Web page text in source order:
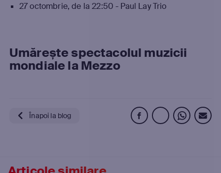
27 octombrie, de la 22:50 - Paul Lay Trio
Umărește spectacolul muzicii
mondiale la Mezzo
Înapoi la blog